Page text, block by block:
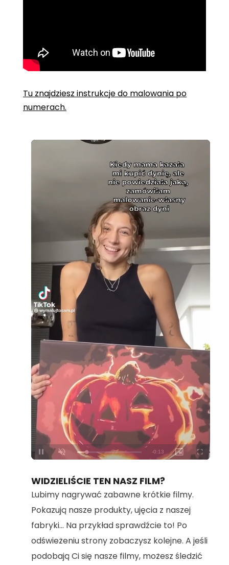
Tu znajdziesz instrukcje do malowania po
numerach.
Unmute Loaded:
100.00%
WIDZIELIŚCIE TEN NASZ FILM?
Lubimy nagrywać zabawne krótkie filmy.
Pokazują nasze produkty, ujęcia z naszej
fabryki... Na przykład sprawdźcie to! Po
odświeżeniu strony zobaczysz kolejne. A jeśli
podobają Ci się nasze filmy, możesz śledzić